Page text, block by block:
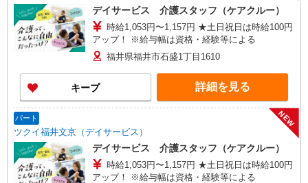
デイサービス 介護スタッフ（ケアクルー）
時給1,053円〜1,157円 ★土日祝日は時給100円
アップ！ ※給与幅は資格・経験等による
福井県福井市石盛1丁目1610
キープ 詳細を見る
パート
ツクイ福井文京（デイサービス）
NEW
デイサービス 介護スタッフ（ケアクルー）
時給1,053円〜1,157円 ★土日祝日は時給100円
アップ！ ※給与幅は資格・経験等による